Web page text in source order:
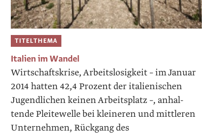
TITELTHEMA
Italien im Wandel
Wirtschaftskrise, Arbeitslosigkeit – im ­Januar
2014 hatten 42,4 Prozent der italienischen
Jugendlichen keinen Arbeitsplatz –, anhal­
tende Pleitewelle bei kleineren und mittleren
Unternehmen, Rückgang des